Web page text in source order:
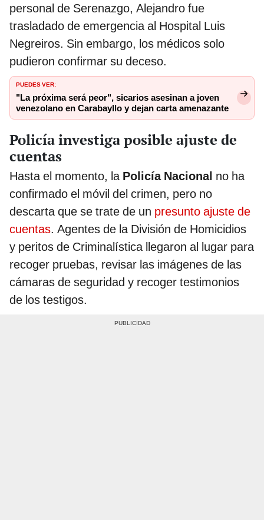
personal de Serenazgo, Alejandro fue
trasladado de emergencia al Hospital Luis
Negreiros. Sin embargo, los médicos solo
pudieron confirmar su deceso.
PUEDES VER:
"La próxima será peor", sicarios asesinan a joven
venezolano en Carabayllo y dejan carta amenazante
Policía investiga posible ajuste de
cuentas
Hasta el momento, la Policía Nacional no ha
confirmado el móvil del crimen, pero no
descarta que se trate de un presunto ajuste de
cuentas. Agentes de la División de Homicidios
y peritos de Criminalística llegaron al lugar para
recoger pruebas, revisar las imágenes de las
cámaras de seguridad y recoger testimonios
de los testigos.